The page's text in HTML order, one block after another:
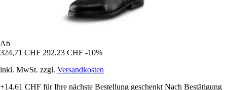
Ab
324,71 CHF 292,23 CHF -10%
inkl. MwSt. zzgl. Versandkosten
+14,61 CHF für Ihre nächste Bestellung geschenkt Nach Bestätigung